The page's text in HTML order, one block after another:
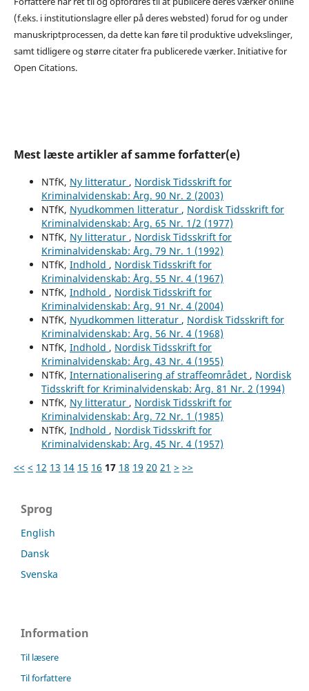
(f.eks. i institutionslagre eller på deres websted) forud for og under
manuskriptprocessen, da dette kan føre til produktive udvekslinger,
samt tidligere og større citater fra publicerede værker. Initiative for
Open Citations.
Mest læste artikler af samme forfatter(e)
NTfK, Ny litteratur , Nordisk Tidsskrift for
Kriminalvidenskab: Årg. 90 Nr. 2 (2003)
NTfK, Nyudkommen litteratur , Nordisk Tidsskrift for
Kriminalvidenskab: Årg. 65 Nr. 1/2 (1977)
NTfK, Ny litteratur , Nordisk Tidsskrift for
Kriminalvidenskab: Årg. 79 Nr. 1 (1992)
NTfK, Indhold , Nordisk Tidsskrift for
Kriminalvidenskab: Årg. 55 Nr. 4 (1967)
NTfK, Indhold , Nordisk Tidsskrift for
Kriminalvidenskab: Årg. 91 Nr. 4 (2004)
NTfK, Nyudkommen litteratur , Nordisk Tidsskrift for
Kriminalvidenskab: Årg. 56 Nr. 4 (1968)
NTfK, Indhold , Nordisk Tidsskrift for
Kriminalvidenskab: Årg. 43 Nr. 4 (1955)
NTfK, Internationalisering af straffeområdet , Nordisk
Tidsskrift for Kriminalvidenskab: Årg. 81 Nr. 2 (1994)
NTfK, Ny litteratur , Nordisk Tidsskrift for
Kriminalvidenskab: Årg. 72 Nr. 1 (1985)
NTfK, Indhold , Nordisk Tidsskrift for
Kriminalvidenskab: Årg. 45 Nr. 4 (1957)
<< < 12 13 14 15 16 17 18 19 20 21 > >>
Sprog
English
Dansk
Svenska
Information
Til læsere
Til forfattere